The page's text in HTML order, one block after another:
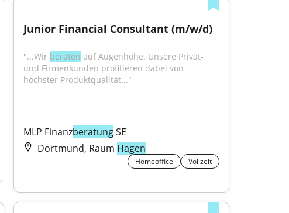
Junior Financial Consultant (m/w/d)
"...Wir beraten auf Augenhöhe. Unsere Privat-
und Firmenkunden profitieren dabei von
höchster Produktqualität..."
MLP Finanzberatung SE
Dortmund, Raum Hagen
Homeoffice Vollzeit